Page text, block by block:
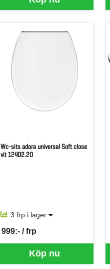
Wc-sits adora universal Soft close
vit 12402.20
3 frp i lager
Köp nu
999:- / frp
SEK per FRP